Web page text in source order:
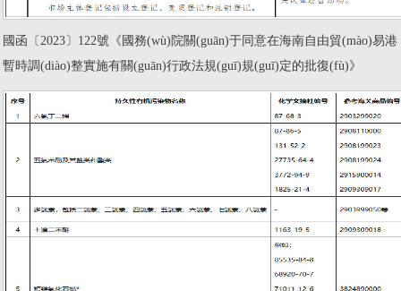
國函〔2023〕122號《國務(wù)院關(guān)于同意在海南自由貿(mào)易港
暫時調(diào)整實施有關(guān)行政法規(guī)規(guī)定的批復(fù)》